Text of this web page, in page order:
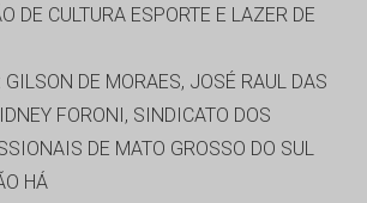
DE CULTURA ESPORTE E LAZER DE
GILSON DE MORAES, JOSÉ RAUL DAS
FORONI, SINDICATO DOS
DE MATO GROSSO DO SUL
HÁ